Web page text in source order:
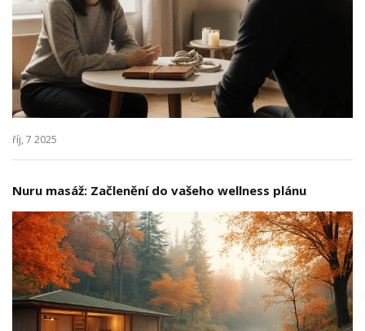
říj, 7 2025
Nuru masáž: Začlenění do vašeho wellness plánu